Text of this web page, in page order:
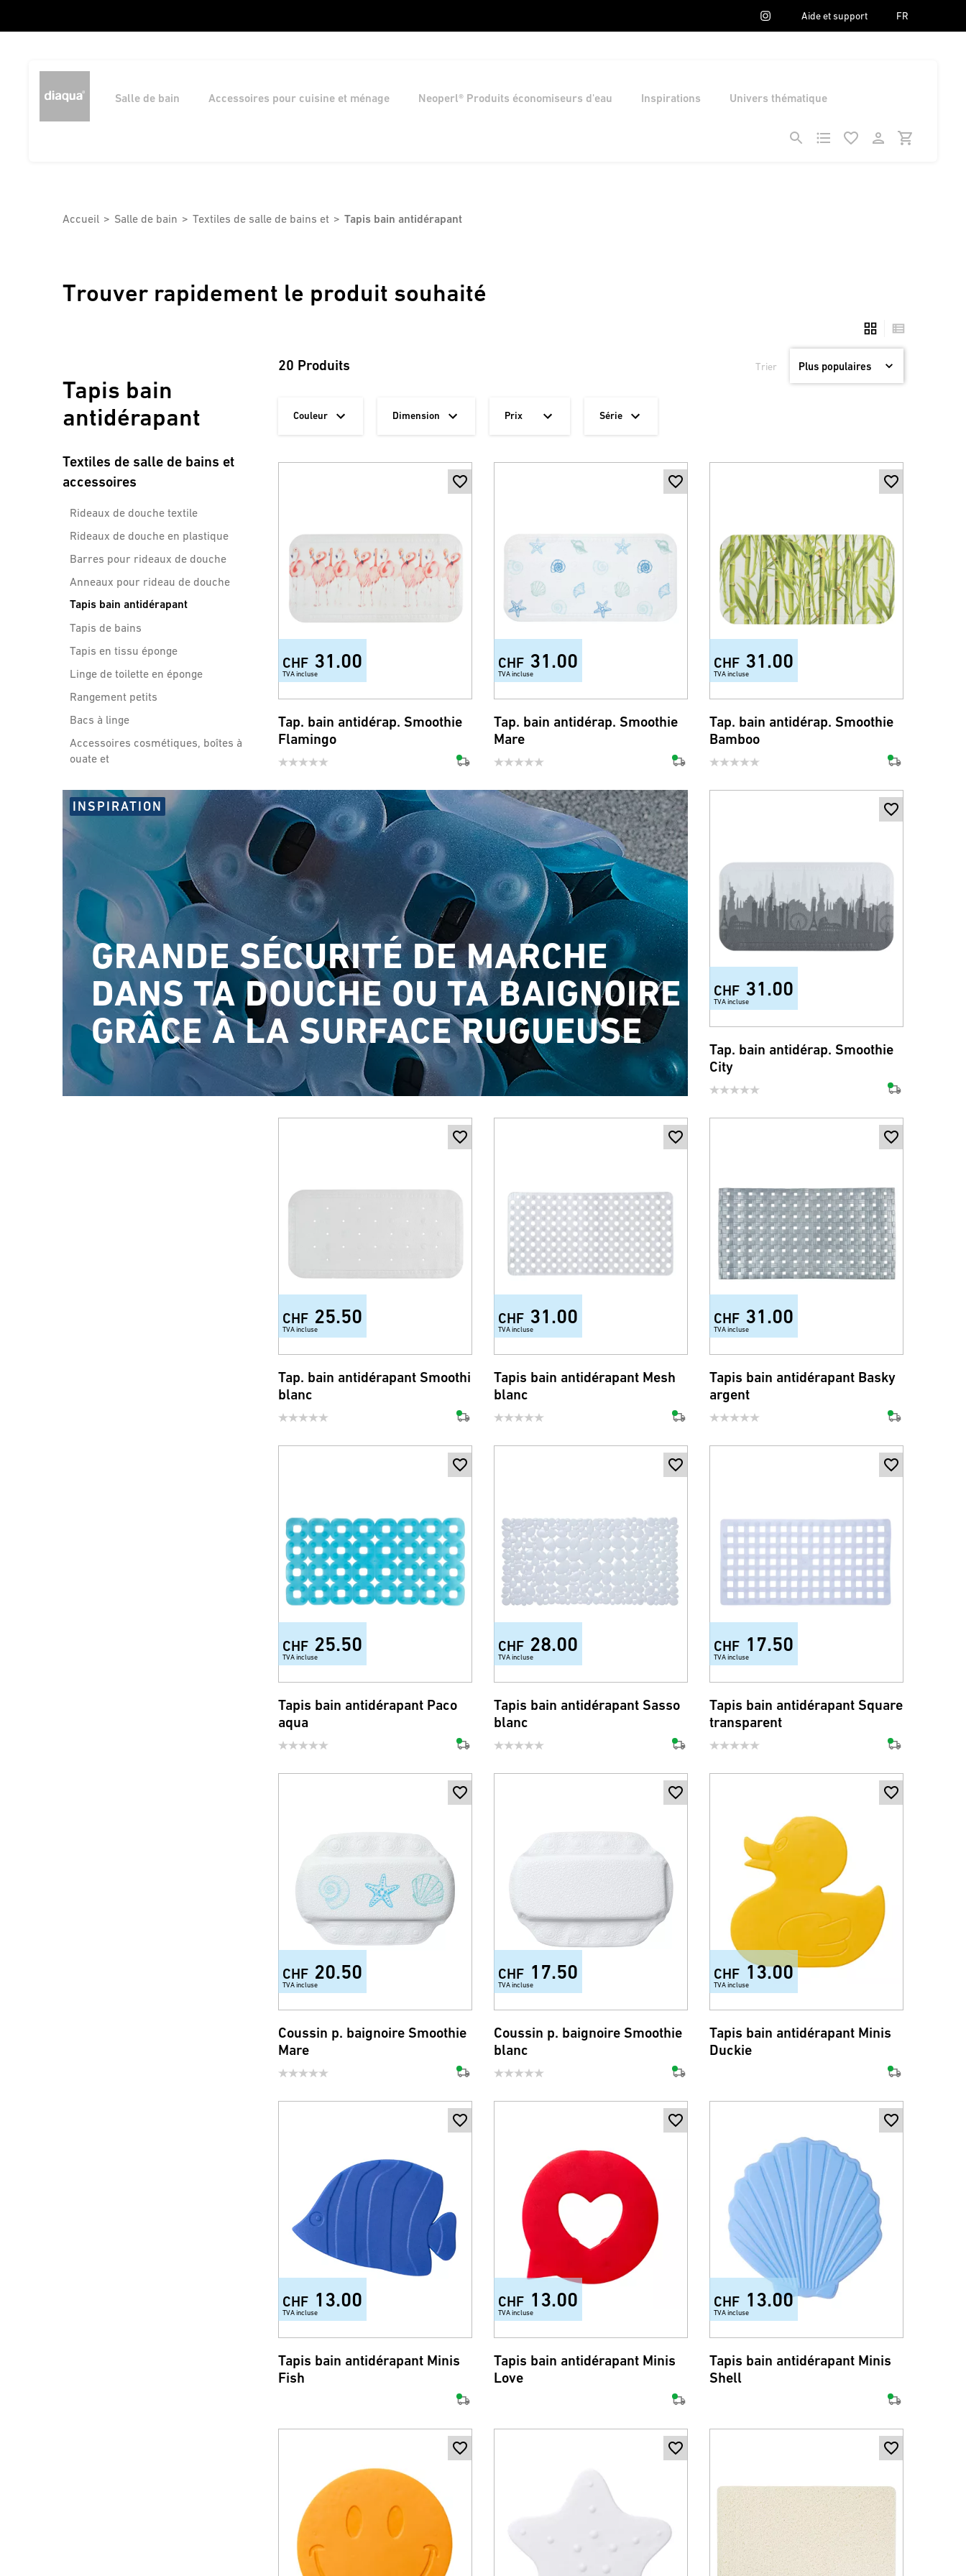
Aide et support FR
Salle de bain Accessoires pour cuisine et ménage Neoperl® Produits économiseurs d'eau Inspirations Univers thématique
Accueil Salle de bain Textiles de salle de bains et Tapis bain antidérapant
Trouver rapidement le produit souhaité
Tapis bain
antidérapant
Textiles de salle de bains et
accessoires
Rideaux de douche textile
Rideaux de douche en plastique
Barres pour rideaux de douche
Anneaux pour rideau de douche
Tapis bain antidérapant
Tapis de bains
Tapis en tissu éponge
Linge de toilette en éponge
Rangement petits
Bacs à linge
Accessoires cosmétiques, boîtes à
ouate et
Accessoires pour salle de
bain
Sécurité et confort
Sièges de WC
Poignées et flexibles de
douche et accessoires
Produits économisant l'eau
pour robinets et douche
20 Produits Trier
Couleur Dimension Prix Série
CHF 31.00
TVA incluse
Tap. bain antidérap. Smoothie
Flamingo
CHF 31.00
TVA incluse
Tap. bain antidérap. Smoothie
Mare
CHF 31.00
TVA incluse
Tap. bain antidérap. Smoothie
Bamboo
INSPIRATION
GRANDE SÉCURITÉ DE MARCHE
DANS TA DOUCHE OU TA BAIGNOIRE
GRÂCE À LA SURFACE RUGUEUSE
CHF 31.00
TVA incluse
Tap. bain antidérap. Smoothie
City
CHF 25.50
TVA incluse
Tap. bain antidérapant Smoothi
blanc
CHF 31.00
TVA incluse
Tapis bain antidérapant Mesh
blanc
CHF 31.00
TVA incluse
Tapis bain antidérapant Basky
argent
CHF 25.50
TVA incluse
Tapis bain antidérapant Paco
aqua
CHF 28.00
TVA incluse
Tapis bain antidérapant Sasso
blanc
CHF 17.50
TVA incluse
Tapis bain antidérapant Square
transparent
CHF 20.50
TVA incluse
Coussin p. baignoire Smoothie
Mare
CHF 17.50
TVA incluse
Coussin p. baignoire Smoothie
blanc
CHF 13.00
TVA incluse
Tapis bain antidérapant Minis
Duckie
CHF 13.00
TVA incluse
Tapis bain antidérapant Minis
Fish
CHF 13.00
TVA incluse
Tapis bain antidérapant Minis
Love
CHF 13.00
TVA incluse
Tapis bain antidérapant Minis
Shell